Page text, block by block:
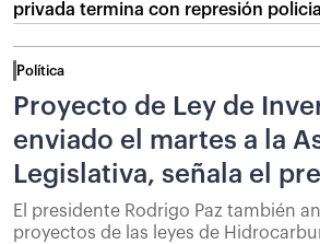
privada termina con represión policial
Política
Proyecto de Ley de
enviado el martes a la
Legislativa, señala el
El presidente Rodrigo Paz también
proyectos de las leyes de